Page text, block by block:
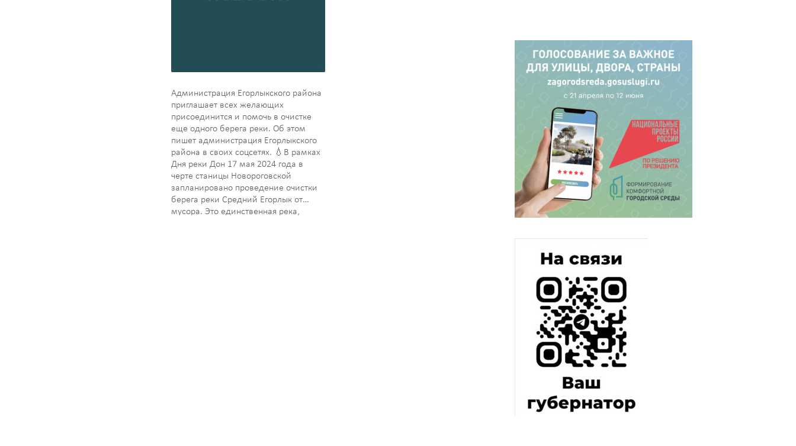
Администрация Егорлыкского района
приглашает всех желающих
присоединится и помочь в очистке
еще одного берега реки. Об этом
пишет администрация Егорлыкского
района в своих соцсетях. 💧В рамках
Дня реки Дон 17 мая 2024 года в
черте станицы Новороговской
запланировано проведение очистки
берега реки Средний Егорлык от
мусора. Это единственная река,